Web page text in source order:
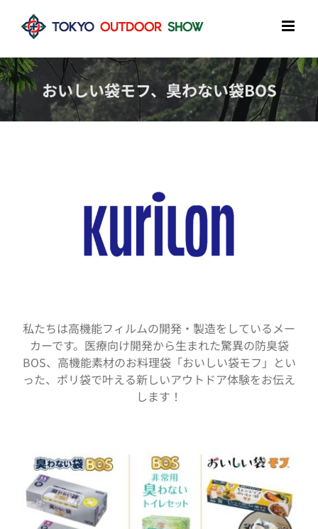
content
おいしい袋モフ、臭わない袋BOS
私たちは高機能フィルムの開発・製造をしているメー
カーです。医療向け開発から生まれた驚異の防臭袋
BOS、高機能素材のお料理袋「おいしい袋モフ」とい
った、ポリ袋で叶える新しいアウトドア体験をお伝え
します！